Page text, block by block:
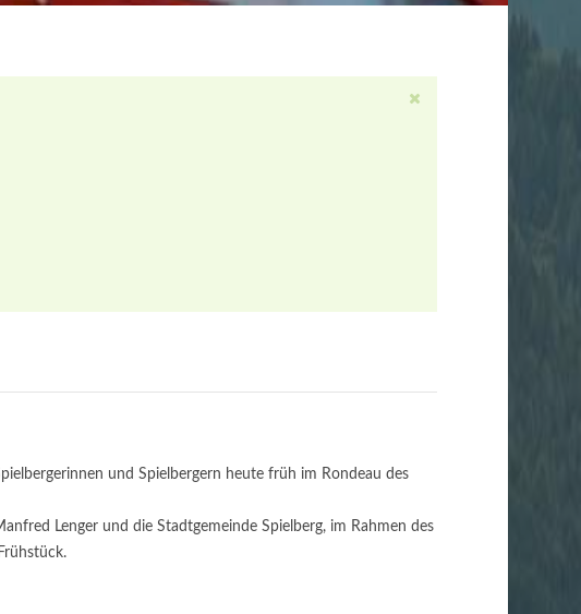
und Spielbergern heute früh im Rondeau des
Lenger und die Stadtgemeinde Spielberg, im Rahmen des